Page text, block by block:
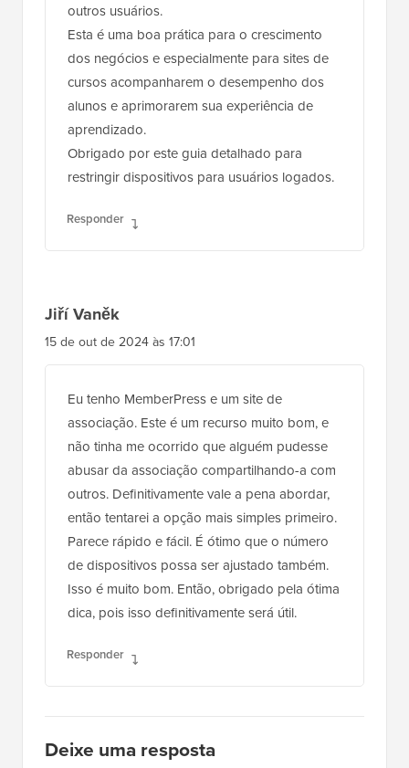
outros usuários.
Esta é uma boa prática para o crescimento
dos negócios e especialmente para sites de
cursos acompanharem o desempenho dos
alunos e aprimorarem sua experiência de
aprendizado.
Obrigado por este guia detalhado para
restringir dispositivos para usuários logados.
Responder
Jiří Vaněk
15 de out de 2024 às 17:01
Eu tenho MemberPress e um site de
associação. Este é um recurso muito bom, e
não tinha me ocorrido que alguém pudesse
abusar da associação compartilhando-a com
outros. Definitivamente vale a pena abordar,
então tentarei a opção mais simples primeiro.
Parece rápido e fácil. É ótimo que o número
de dispositivos possa ser ajustado também.
Isso é muito bom. Então, obrigado pela ótima
dica, pois isso definitivamente será útil.
Responder
Deixe uma resposta